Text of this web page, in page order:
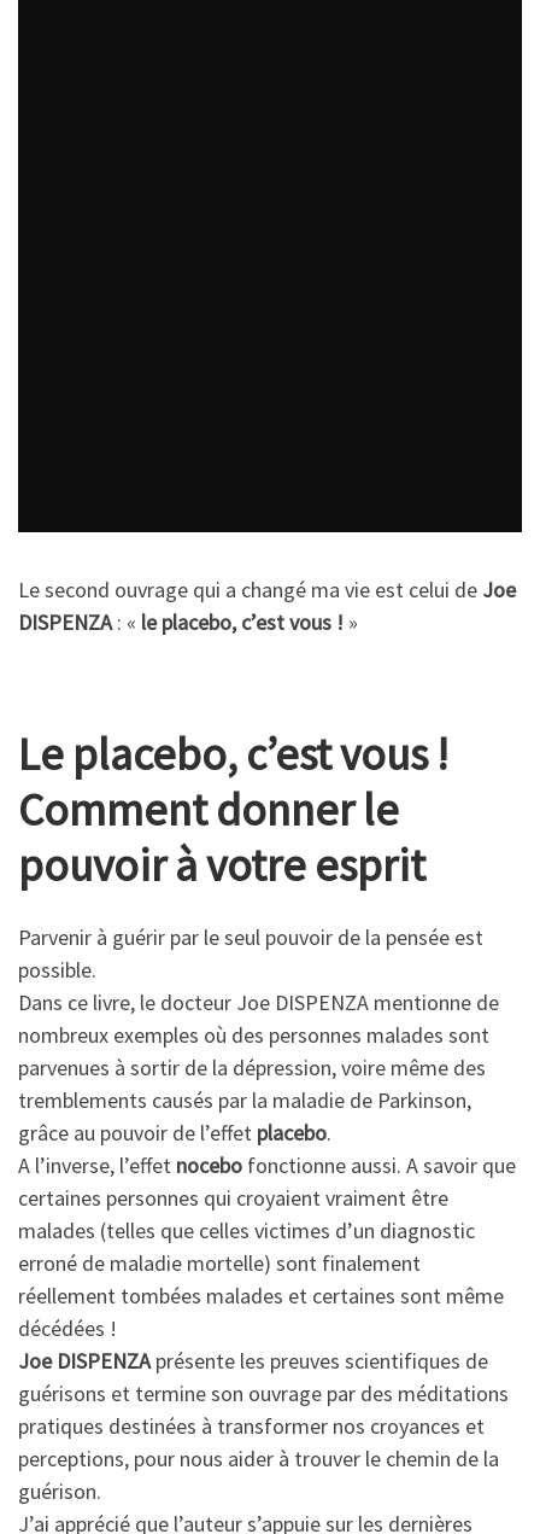
Le second ouvrage qui a changé ma vie est celui de Joe
DISPENZA: « le placebo, c’est vous ! »
Le placebo, c’est vous !
Comment donner le
pouvoir à votre esprit
Parvenir à guérir par le seul pouvoir de la pensée est
possible.
Dans ce livre, le docteur Joe DISPENZA mentionne de
nombreux exemples où des personnes malades sont
parvenues à sortir de la dépression, voire même des
tremblements causés par la maladie de Parkinson,
grâce au pouvoir de l’effet placebo.
A l’inverse, l’effet nocebo fonctionne aussi. A savoir que
certaines personnes qui croyaient vraiment être
malades (telles que celles victimes d’un diagnostic
erroné de maladie mortelle) sont finalement
réellement tombées malades et certaines sont même
décédées !
Joe DISPENZAprésente les preuves scientifiques de
guérisons et termine son ouvrage par des méditations
pratiques destinées à transformer nos croyances et
perceptions, pour nous aider à trouver le chemin de la
guérison.
J’ai apprécié que l’auteur s’appuie sur les dernières